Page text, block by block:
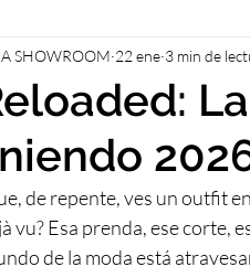
SHOWROOM 22 ene 3 min de
de repente, ves un outfit
vu? Esa prenda, ese corte,
de la moda está